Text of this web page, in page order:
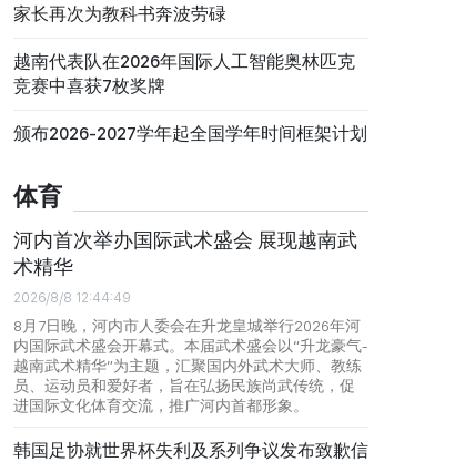
家长再次为教科书奔波劳碌
越南代表队在2026年国际人工智能奥林匹克
竞赛中喜获7枚奖牌
颁布2026-2027学年起全国学年时间框架计划
体育
河内首次举办国际武术盛会 展现越南武
术精华
2026/8/8 12:44:49
8月7日晚，河内市人委会在升龙皇城举行2026年河
内国际武术盛会开幕式。本届武术盛会以“升龙豪气-
越南武术精华”为主题，汇聚国内外武术大师、教练
员、运动员和爱好者，旨在弘扬民族尚武传统，促
进国际文化体育交流，推广河内首都形象。
韩国足协就世界杯失利及系列争议发布致歉信